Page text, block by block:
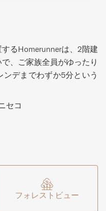
るHomerunnerは、2階建
、ご家族全員がゆったり
デまでわずか5分という
プリ山麓の白樺林に囲ま
ルームを備え、マスター
最上階に。残り2つのベ
ームとランドリーエリア
。最上階は高い天井が開
リビング、キッチン、ダ
のにも、リラックスしな
も最適な空間です。
セコ
フォレストビュー